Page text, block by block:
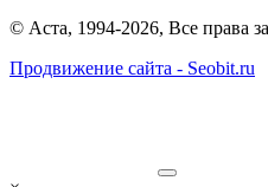
© Аста, 1994-2026, Все права
Продвижение сайта - Seobit.ru